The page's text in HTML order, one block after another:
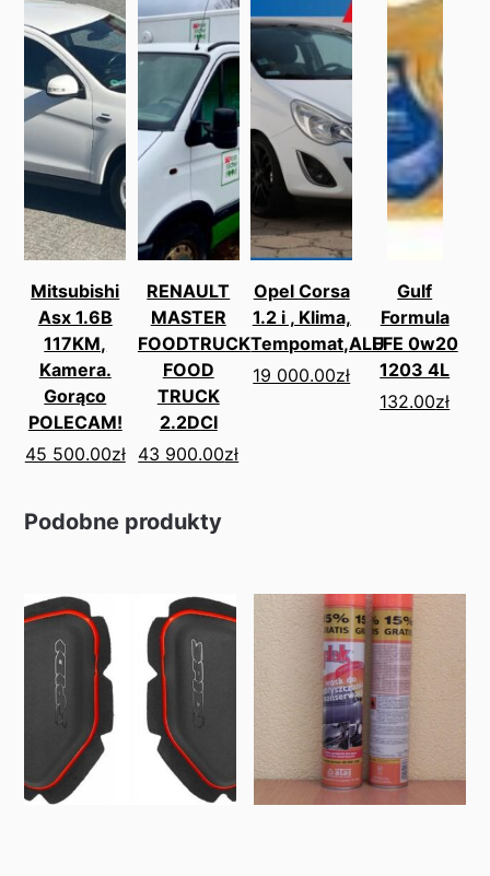
Mitsubishi
Asx 1.6B
117KM,
Kamera.
Gorąco
POLECAM!
45 500.00zł
RENAULT
MASTER
FOODTRUCK
FOOD
TRUCK
2.2DCI
43 900.00zł
Opel Corsa
1.2 i , Klima,
Tempomat,ALU
19 000.00zł
Gulf
Formula
EFE 0w20
1203 4L
132.00zł
Podobne produkty